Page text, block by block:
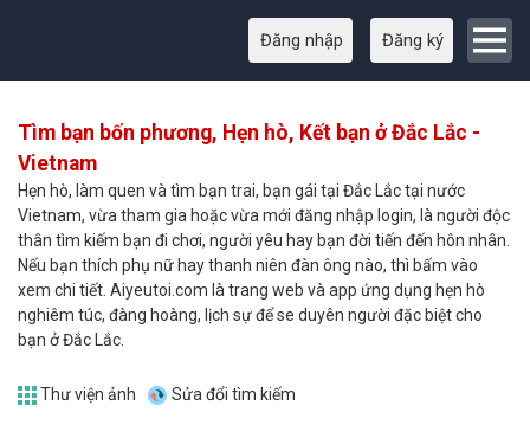
Đăng nhập Đăng ký
Tìm bạn bốn phương, Hẹn hò, Kết bạn ở Đắc Lắc -
Vietnam
Hẹn hò, làm quen và tìm bạn trai, bạn gái tại Đắc Lắc tại nước
Vietnam, vừa tham gia hoặc vừa mới đăng nhập login, là người độc
thân tìm kiếm bạn đi chơi, người yêu hay bạn đời tiến đến hôn nhân.
Nếu bạn thích phụ nữ hay thanh niên đàn ông nào, thì bấm vào
xem chi tiết. Aiyeutoi.com là trang web và app ứng dụng hẹn hò
nghiêm túc, đàng hoàng, lịch sự để se duyên người đặc biệt cho
bạn ở Đắc Lắc.
Thư viện ảnh Sửa đổi tìm kiếm